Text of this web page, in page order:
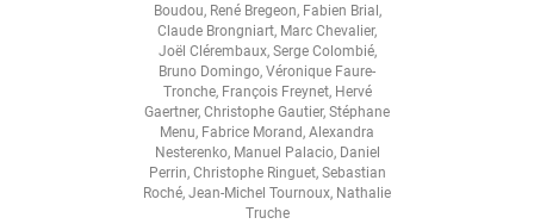
Boudou, René Bregeon, Fabien Brial,
Claude Brongniart, Marc Chevalier,
Joël Clérembaux, Serge Colombié,
Bruno Domingo, Véronique Faure-
Tronche, François Freynet, Hervé
Gaertner, Christophe Gautier, Stéphane
Menu, Fabrice Morand, Alexandra
Nesterenko, Manuel Palacio, Daniel
Perrin, Christophe Ringuet, Sebastian
Roché, Jean-Michel Tournoux, Nathalie
Truche